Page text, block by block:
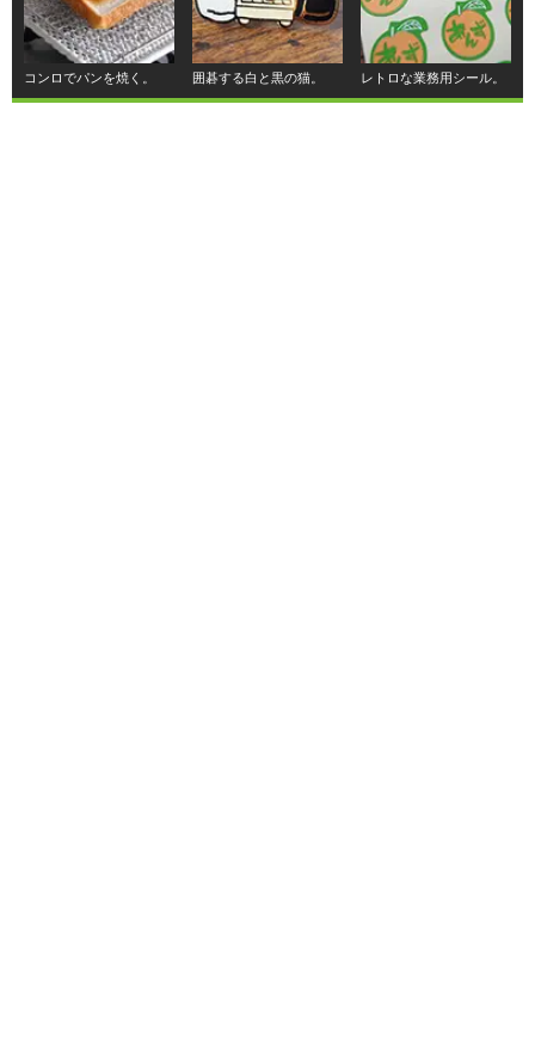
コンロでパンを焼く。 囲碁する白と黒の猫。 レトロな業務用シール。